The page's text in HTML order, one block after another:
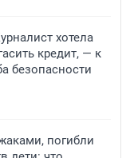
хотела
кредит, — к
безопасности
погибли